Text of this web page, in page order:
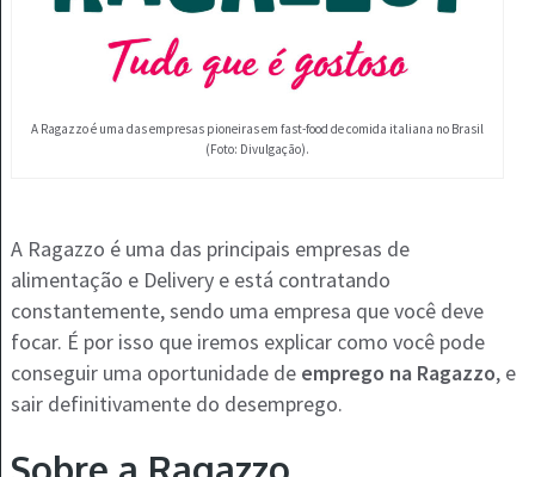
A Ragazzo é uma das empresas pioneiras em fast-food de comida italiana no Brasil
(Foto: Divulgação).
A Ragazzo é uma das principais empresas de
alimentação e Delivery e está contratando
constantemente, sendo uma empresa que você deve
focar. É por isso que iremos explicar como você pode
conseguir uma oportunidade de emprego na Ragazzo, e
sair definitivamente do desemprego.